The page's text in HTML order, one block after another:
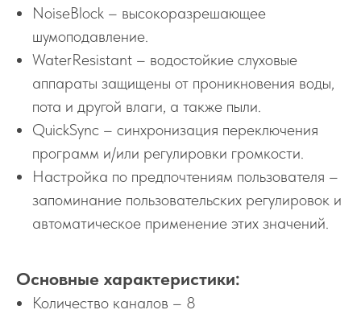
NoiseBlock – высокоразрешающее
шумоподавление.
WaterResistant – водостойкие слуховые
аппараты защищены от проникновения воды,
пота и другой влаги, а также пыли.
QuickSync – синхронизация переключения
программ и/или регулировки громкости.
Настройка по предпочтениям пользователя –
запоминание пользовательских регулировок и
автоматическое применение этих значений.
Основные характеристики:
Количество каналов – 8